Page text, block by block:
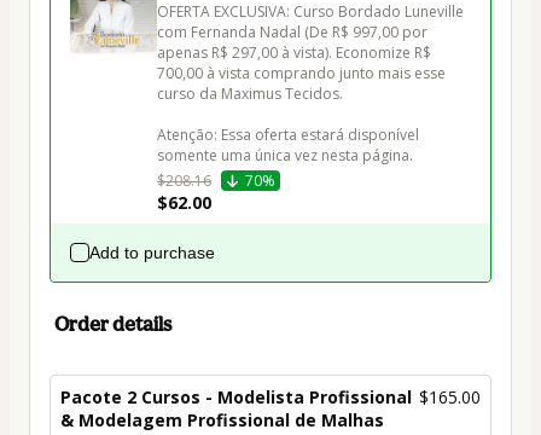
OFERTA EXCLUSIVA: Curso Bordado Luneville
com Fernanda Nadal (De R$ 997,00 por
apenas R$ 297,00 à vista). Economize R$
700,00 à vista comprando junto mais esse
curso da Maximus Tecidos.
Atenção: Essa oferta estará disponível
$208.16
70%
$62.00
Add to purchase
Order details
Pacote 2 Cursos - Modelista Profissional
& Modelagem Profissional de Malhas
$165.00